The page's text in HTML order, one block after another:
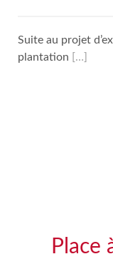
Suite au projet
plantation
[…]
Place